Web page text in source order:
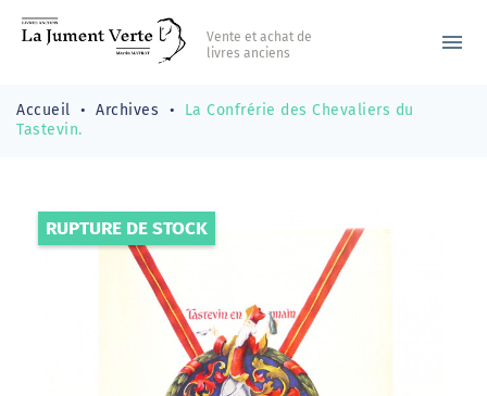
Vente et achat de
livres anciens
menu
Accueil Archives
La Confrérie des Chevaliers du
Tastevin.
RUPTURE DE STOCK